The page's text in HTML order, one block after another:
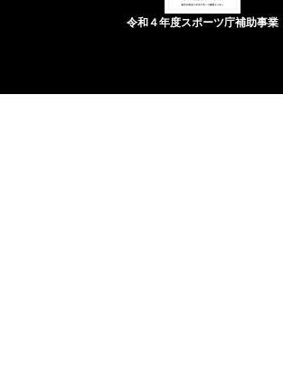
令和４年度スポーツ庁補助事業